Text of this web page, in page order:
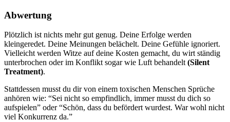
Abwertung
Plötzlich ist nichts mehr gut genug. Deine Erfolge werden
kleingeredet. Deine Meinungen belächelt. Deine Gefühle ignoriert.
Vielleicht werden Witze auf deine Kosten gemacht, du wirt ständig
unterbrochen oder im Konflikt sogar wie Luft behandelt (Silent
Treatment).
Stattdessen musst du dir von einem toxischen Menschen Sprüche
anhören wie: “Sei nicht so empfindlich, immer musst du dich so
aufspielen” oder “Schön, dass du befördert wurdest. War wohl nicht
viel Konkurrenz da.”